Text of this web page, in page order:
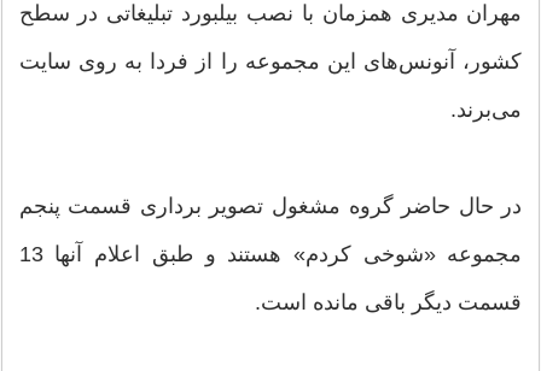
مهران مدیری همزمان با نصب بیلبورد تبلیغاتی در سطح
کشور، آنونس‌های این مجموعه‌ را از فردا به روی سایت
می‌برند.
در حال حاضر گروه مشغول تصویر برداری قسمت پنجم
مجموعه «شوخی کردم» هستند و طبق اعلام آنها 13
قسمت دیگر باقی مانده است.